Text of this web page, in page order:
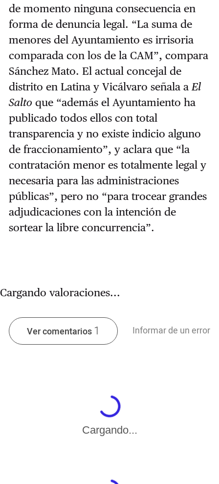
de momento ninguna consecuencia en
forma de denuncia legal. “La suma de
menores del Ayuntamiento es irrisoria
comparada con los de la CAM”, compara
Sánchez Mato. El actual concejal de
distrito en Latina y Vicálvaro señala aEl
Salto que “además el Ayuntamiento ha
publicado todos ellos con total
transparencia y no existe indicio alguno
de fraccionamiento”, y aclara que “la
contratación menor es totalmente legal y
necesaria para las administraciones
públicas”, pero no “para trocear grandes
adjudicaciones con la intención de
sortear la libre concurrencia”.
Cargando valoraciones...
Ver comentarios 1 Informar de un error
Cargando...